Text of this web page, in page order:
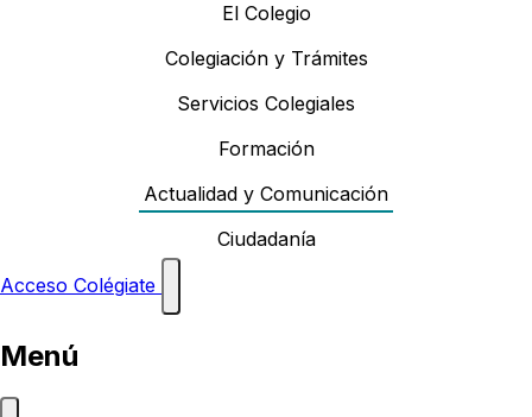
El Colegio
Colegiación y Trámites
Servicios Colegiales
Formación
Actualidad y Comunicación
Ciudadanía
Acceso Colégiate
Menú